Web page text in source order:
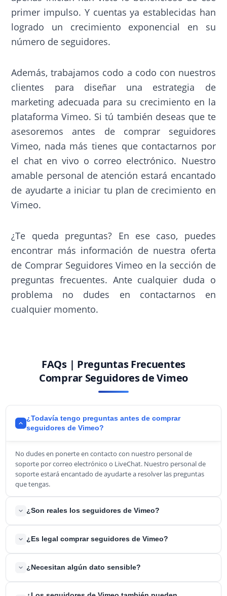
primer impulso. Y cuentas ya establecidas han
logrado un crecimiento exponencial en su
número de seguidores.
Además, trabajamos codo a codo con nuestros
clientes para diseñar una estrategia de
marketing adecuada para su crecimiento en la
plataforma Vimeo. Si tú también deseas que te
asesoremos antes de comprar seguidores
Vimeo, nada más tienes que contactarnos por
el chat en vivo o correo electrónico. Nuestro
amable personal de atención estará encantado
de ayudarte a iniciar tu plan de crecimiento en
Vimeo.
¿Te queda preguntas? En ese caso, puedes
encontrar más información de nuestra oferta
de Comprar Seguidores Vimeo en la sección de
preguntas frecuentes. Ante cualquier duda o
problema no dudes en contactarnos en
cualquier momento.
FAQs | Preguntas Frecuentes
Comprar Seguidores de Vimeo
¿Todavía tengo preguntas antes de comprar
seguidores de Vimeo?
No dudes en ponerte en contacto con nuestro personal de
soporte por correo electrónico o LiveChat. Nuestro personal de
soporte estará encantado de ayudarte a resolver las preguntas
que tengas.
¿Son reales los seguidores de Vimeo?
Sí, todos los Seguidores Vimeo que te enviaremos son 100%
¿Es legal comprar seguidores de Vimeo?
Sí, es completamente legal comprar seguidores de Vimeo. Solo te
¿Necesitan algún dato sensible?
No, nunca necesitaremos datos confidenciales para enviarte